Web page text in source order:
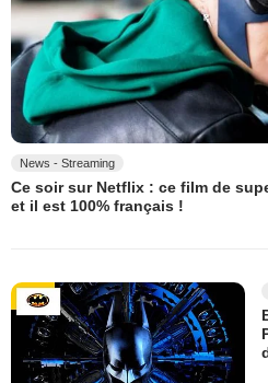
News - Streaming
Ce soir sur Netflix : ce film de
et il est 100% français !